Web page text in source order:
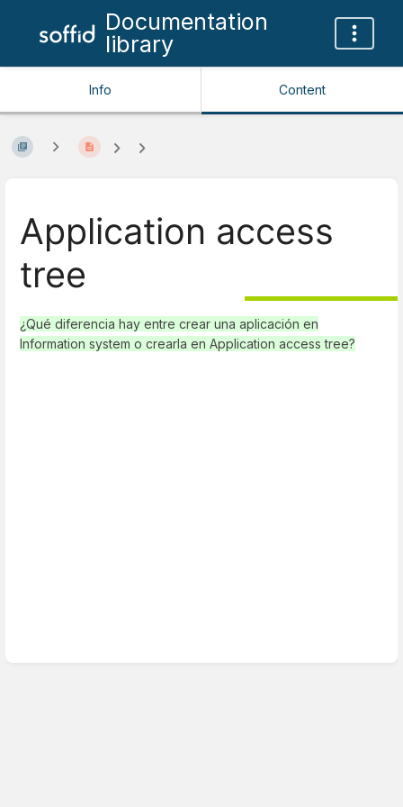
Documentation
library
Info Content
Application access
tree
¿Qué diferencia hay entre crear una aplicación en
Information system o crearla en Application access tree?